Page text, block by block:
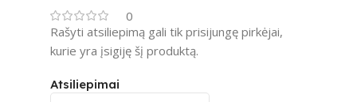
0
Atsiliepimai
Rašyti atsiliepimą gali tik prisijungę pirkėjai,
kurie yra įsigiję šį produktą.